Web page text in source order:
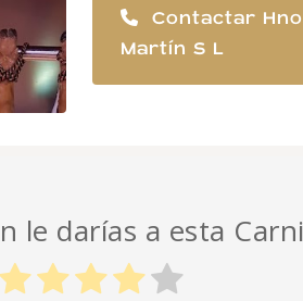
Contactar
Martín S L
le darías a esta